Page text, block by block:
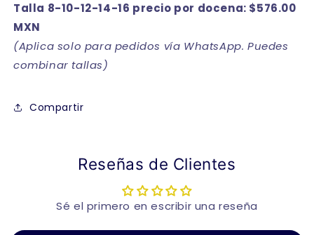
Talla 8-10-12-14-16 precio por docena: $576.00
MXN
(Aplica solo para pedidos vía WhatsApp. Puedes
combinar tallas)
Compartir
Reseñas de Clientes
Sé el primero en escribir una reseña